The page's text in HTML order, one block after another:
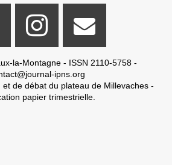
la-Montagne - ISSN 2110-5758 -
ipns.org
de débat du plateau de Millevaches -
papier trimestrielle.